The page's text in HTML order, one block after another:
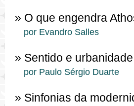
» O que engendra
por Evandro Salles
» Sentido e
por Paulo Sérgio Duarte
» Sinfonias da